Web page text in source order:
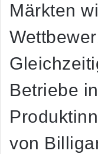
Märkten
Betriebe in
von